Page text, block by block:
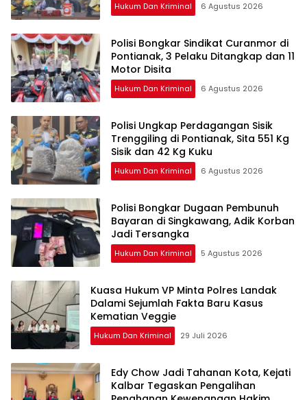
Hukum Dan Kriminal 6 Agustus 2026
Polisi Bongkar Sindikat Curanmor di
Pontianak, 3 Pelaku Ditangkap dan 11
Motor Disita
Hukum Dan Kriminal 6 Agustus 2026
Polisi Ungkap Perdagangan Sisik
Trenggiling di Pontianak, Sita 551 Kg
Sisik dan 42 Kg Kuku
Hukum Dan Kriminal 6 Agustus 2026
Polisi Bongkar Dugaan Pembunuh
Bayaran di Singkawang, Adik Korban
Jadi Tersangka
Hukum Dan Kriminal 5 Agustus 2026
Kuasa Hukum VP Minta Polres Landak
Dalami Sejumlah Fakta Baru Kasus
Kematian Veggie
Hukum Dan Kriminal 29 Juli 2026
Edy Chow Jadi Tahanan Kota, Kejati
Kalbar Tegaskan Pengalihan